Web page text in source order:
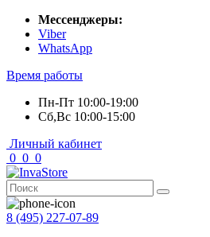
Мессенджеры:
Viber
WhatsApp
Время работы
Пн-Пт 10:00-19:00
Сб,Вс 10:00-15:00
Личный кабинет
0 0 0
8 (495) 227-07-89